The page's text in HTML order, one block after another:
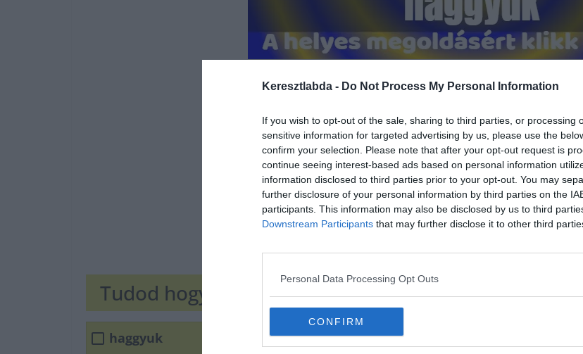
Keresztlabda - Do Not Process My Personal Information
If you wish to opt-out of the sale, sharing to third parties, or processing
sensitive information for targeted advertising by us, please use the
confirm your selection. Please note that after your opt-out request is
continue seeing interest-based ads based on personal information
information disclosed to third parties prior to your opt-out. You may
further disclosure of your personal information by third parties on the
participants. This information may also be disclosed by us to third
Downstream Participants that may further disclose it to other third
Personal Data Processing Opt Outs
CONFIRM
Tudod hogyan írjuk helyesen?
haggyuk